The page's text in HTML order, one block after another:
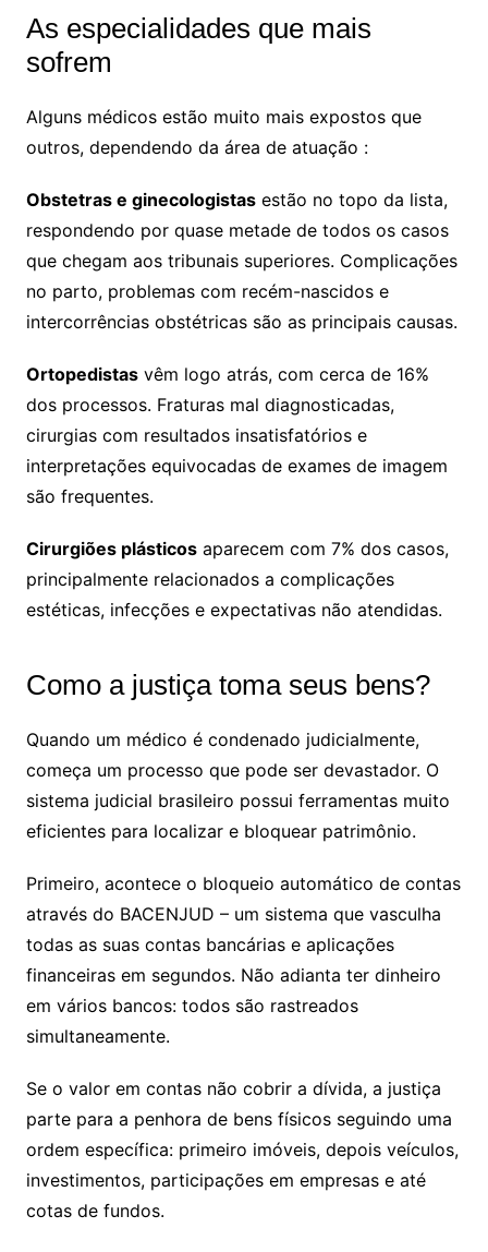
As especialidades que mais
sofrem
Alguns médicos estão muito mais expostos que
outros, dependendo da área de atuação :
Obstetras e ginecologistasestão no topo da lista,
respondendo por quase metade de todos os casos
que chegam aos tribunais superiores. Complicações
no parto, problemas com recém-nascidos e
intercorrências obstétricas são as principais causas.
Ortopedistasvêm logo atrás, com cerca de 16%
dos processos. Fraturas mal diagnosticadas,
cirurgias com resultados insatisfatórios e
interpretações equivocadas de exames de imagem
são frequentes.
Cirurgiões plásticosaparecem com 7% dos casos,
principalmente relacionados a complicações
estéticas, infecções e expectativas não atendidas.
Como a justiça toma seus bens?
Quando um médico é condenado judicialmente,
começa um processo que pode ser devastador. O
sistema judicial brasileiro possui ferramentas muito
eficientes para localizar e bloquear patrimônio.
Primeiro, acontece o bloqueio automático de contas
através do BACENJUD – um sistema que vasculha
todas as suas contas bancárias e aplicações
financeiras em segundos. Não adianta ter dinheiro
em vários bancos: todos são rastreados
simultaneamente.
Se o valor em contas não cobrir a dívida, a justiça
parte para a penhora de bens físicos seguindo uma
ordem específica: primeiro imóveis, depois veículos,
investimentos, participações em empresas e até
cotas de fundos.